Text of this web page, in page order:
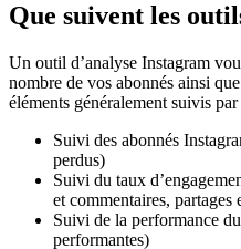
Que suivent les
Un outil d’analyse Instagram
nombre de vos abonnés ainsi
éléments généralement suivis
Suivi des abonnés
perdus)
Suivi du taux
et commentaires, partages
Suivi de la performance
performantes)